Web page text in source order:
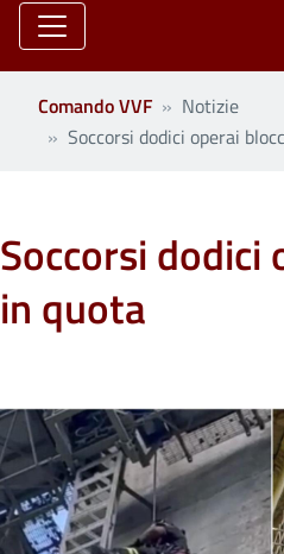
Comando VVF
Notizie
Soccorsi dodici operai
Soccorsi dodici
in quota